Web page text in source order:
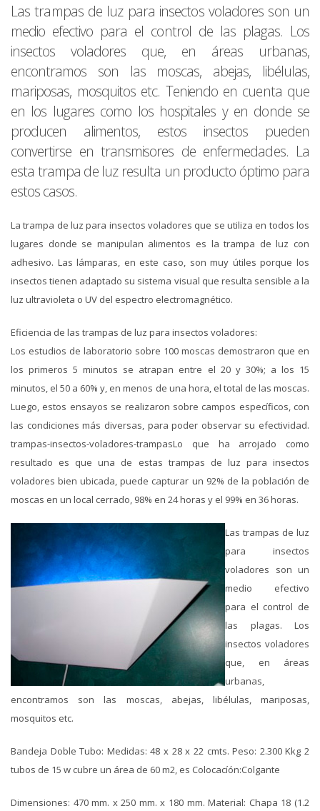
Las trampas de luz para insectos voladores son un
medio efectivo para el control de las plagas. Los
insectos voladores que, en áreas urbanas,
encontramos son las moscas, abejas, libélulas,
mariposas, mosquitos etc. Teniendo en cuenta que
en los lugares como los hospitales y en donde se
producen alimentos, estos insectos pueden
convertirse en transmisores de enfermedades. La
esta trampa de luz resulta un producto óptimo para
estos casos.
La trampa de luz para insectos voladores que se utiliza en todos los
lugares donde se manipulan alimentos es la trampa de luz con
adhesivo. Las lámparas, en este caso, son muy útiles porque los
insectos tienen adaptado su sistema visual que resulta sensible a la
luz ultravioleta o UV del espectro electromagnético.
Eficiencia de las trampas de luz para insectos voladores:
Los estudios de laboratorio sobre 100 moscas demostraron que en
los primeros 5 minutos se atrapan entre el 20 y 30%; a los 15
minutos, el 50 a 60% y, en menos de una hora, el total de las moscas.
Luego, estos ensayos se realizaron sobre campos específicos, con
las condiciones más diversas, para poder observar su efectividad.
trampas-insectos-voladores-trampasLo que ha arrojado como
resultado es que una de estas trampas de luz para insectos
voladores bien ubicada, puede capturar un 92% de la población de
moscas en un local cerrado, 98% en 24 horas y el 99% en 36 horas.
Las trampas de luz
para insectos
voladores son un
medio efectivo
para el control de
las plagas. Los
insectos voladores
que, en áreas
urbanas,
encontramos son las moscas, abejas, libélulas, mariposas,
mosquitos etc.
Bandeja Doble Tubo: Medidas: 48 x 28 x 22 cmts. Peso: 2.300 Kkg 2
tubos de 15 w cubre un área de 60 m2, es Colocacíón:Colgante
Dimensiones: 470 mm. x 250 mm. x 180 mm. Material: Chapa 18 (1.2